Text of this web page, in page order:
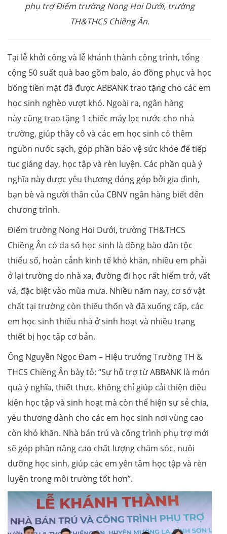
phụ trợ Điểm trường Nong Hoi Dưới, trường
TH&THCS Chiềng Ân.
Tại lễ khởi công và lễ khánh thành công trình, tổng
cộng 50 suất quà bao gồm balo, áo đồng phục và học
bổng tiền mặt đã được ABBANK trao tặng cho các em
học sinh nghèo vượt khó. Ngoài ra, ngân hàng
này cũng trao tặng 1 chiếc máy lọc nước cho nhà
trường, giúp thầy cô và các em học sinh có thêm
nguồn nước sạch, góp phần bảo vệ sức khỏe để tiếp
tục giảng dạy, học tập và rèn luyện. Các phần quà ý
nghĩa này được yêu thương đóng góp bởi gia đình,
bạn bè và người thân của CBNV ngân hàng biết đến
chương trình.
Điểm trường Nong Hoi Dưới, trường TH&THCS
Chiềng Ân có đa số học sinh là đồng bào dân tộc
thiểu số, hoàn cảnh kinh tế khó khăn, nhiều em phải
ở lại trường do nhà xa, đường đi học rất hiểm trở, vất
vả, đặc biệt vào mùa mưa. Nhiều năm nay, cơ sở vật
chất tại trường còn thiếu thốn và đã xuống cấp, các
em học sinh thiếu nhà ở sinh hoạt và nhiều trang
thiết bị học tập cơ bản.
Ông Nguyễn Ngọc Đam – Hiệu trưởng Trường TH &
THCS Chiềng Ân bày tỏ: “Sự hỗ trợ từ ABBANK là món
quà ý nghĩa, thiết thực, không chỉ giúp cải thiện điều
kiện học tập và sinh hoạt mà còn thể hiện sự sẻ chia,
yêu thương dành cho các em học sinh nơi vùng cao
còn khó khăn. Nhà bán trú và công trình phụ trợ mới
sẽ góp phần nâng cao chất lượng chăm sóc, nuôi
dưỡng học sinh, giúp các em yên tâm học tập và rèn
luyện trong môi trường tốt hơn”.